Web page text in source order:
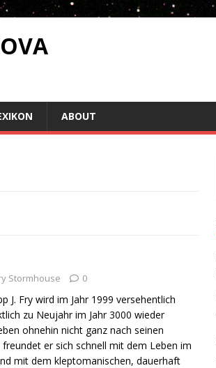
ABOUT
Stormhouse 0
J. Fry wird im Jahr 1999 versehentlich
zu Neujahr im Jahr 3000 wieder
ohnehin nicht ganz nach seinen
er sich schnell mit dem Leben im
mit dem kleptomanischen, dauerhaft